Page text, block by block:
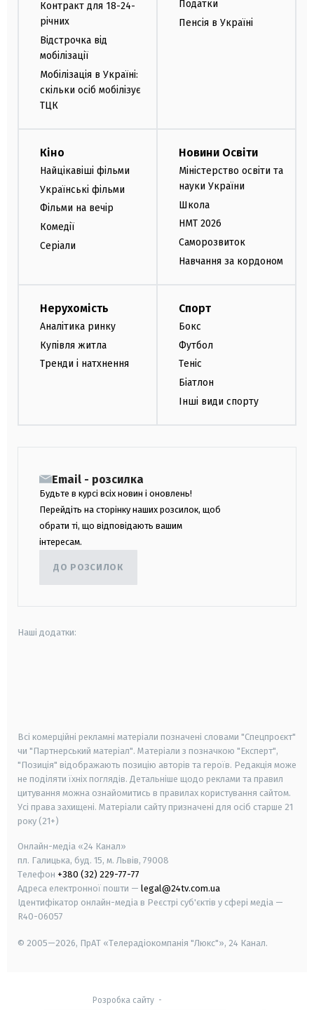
Контракт для 18-24-
річних
Відстрочка від
мобілізації
Мобілізація в Україні:
скільки осіб мобілізує
ТЦК
Податки
Пенсія в Україні
Кіно
Найцікавіші фільми
Українські фільми
Фільми на вечір
Комедії
Серіали
Новини Освіти
Міністерство освіти та
науки України
Школа
НМТ 2026
Саморозвиток
Навчання за кордоном
Нерухомість
Аналітика ринку
Купівля житла
Тренди і натхнення
Спорт
Бокс
Футбол
Теніс
Біатлон
Інші види спорту
Email - розсилка
Будьте в курсі всіх новин і оновлень!
Перейдіть на сторінку наших розсилок, щоб
обрати ті, що відповідають вашим
інтересам.
ДО РОЗСИЛОК
Наші додатки:
Всі комерційні рекламні матеріали позначені словами "Спецпроєкт"
чи "Партнерський матеріал". Матеріали з позначкою "Експерт",
"Позиція" відображають позицію авторів та героїв. Редакція може
не поділяти їхніх поглядів. Детальніше щодо реклами та правил
цитування можна ознайомитись в правилах користування сайтом.
Усі права захищені. Матеріали сайту призначені для осіб старше 21
року (21+)
Онлайн-медіа «24 Канал»
пл. Галицька, буд. 15, м. Львів, 79008
Телефон +380 (32) 229-77-77
Адреса електронної пошти — legal@24tv.com.ua
Ідентифікатор онлайн-медіа в Реєстрі суб'єктів у сфері медіа —
R40-06057
© 2005—2026, ПрАТ «Телерадіокомпанія "Люкс"», 24 Канал.
Розробка сайту-